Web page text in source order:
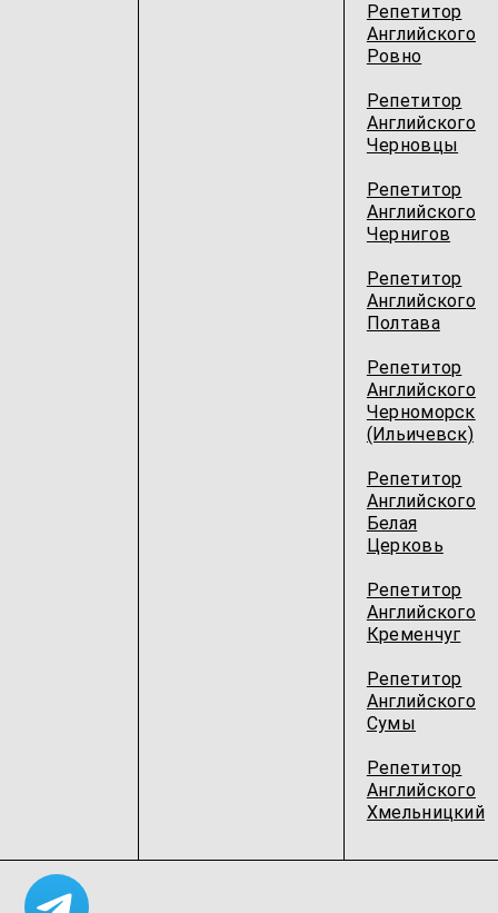
Репетитор
Английского
Ровно
Репетитор
Английского
Черновцы
Репетитор
Английского
Чернигов
Репетитор
Английского
Полтава
Репетитор
Английского
Черноморск
(Ильичевск)
Репетитор
Английского
Белая
Церковь
Репетитор
Английского
Кременчуг
Репетитор
Английского
Сумы
Репетитор
Английского
Хмельницкий